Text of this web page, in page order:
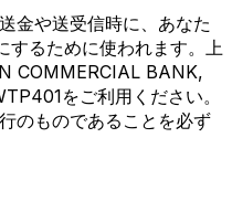
金や送受信時に、あなた
するために使われます。上
COMMERCIAL BANK,
をご利用ください。
のものであることを必ず